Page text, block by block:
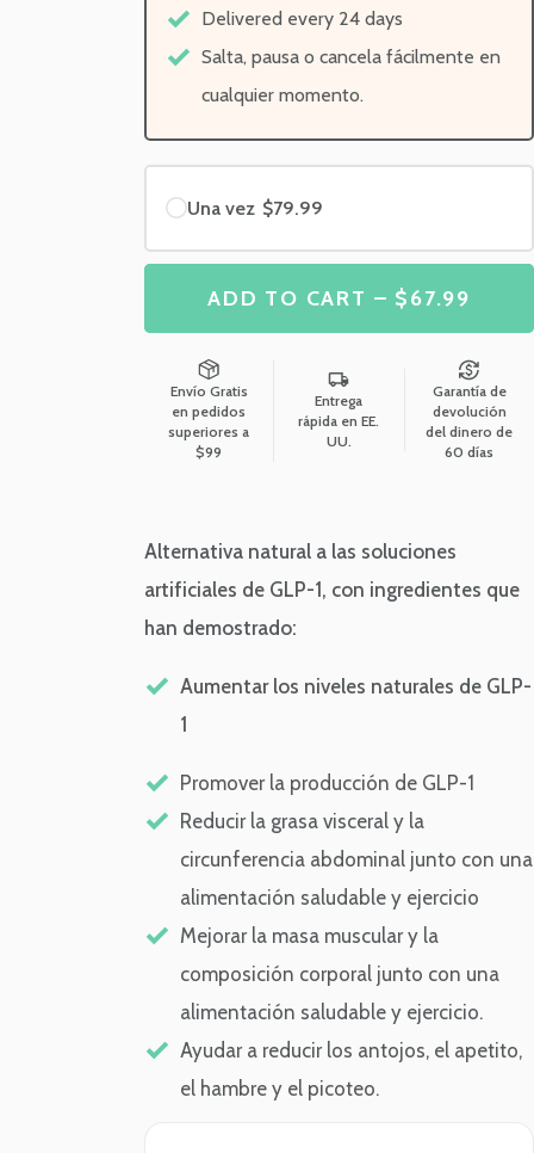
Delivered every 24 days
Salta, pausa o cancela fácilmente en
cualquier momento.
Una vez $79.99
ADD TO CART – $67.99
Envío Gratis
en pedidos
superiores a
$99
Entrega
rápida en EE.
UU.
Garantía de
devolución
del dinero de
60 días
Alternativa natural a las soluciones
artificiales de GLP-1, con ingredientes que
han demostrado:
Aumentar los niveles naturales de GLP-
1
Promover la producción de GLP-1
Reducir la grasa visceral y la
circunferencia abdominal junto con una
alimentación saludable y ejercicio
Mejorar la masa muscular y la
composición corporal junto con una
alimentación saludable y ejercicio.
Ayudar a reducir los antojos, el apetito,
el hambre y el picoteo.